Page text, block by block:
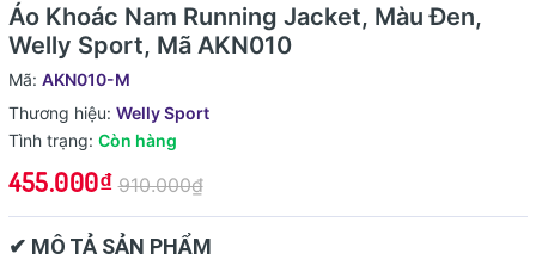
Áo Khoác Nam Running Jacket, Màu Đen,
Welly Sport, Mã AKN010
Mã: AKN010-M
Thương hiệu: Welly Sport
Tình trạng: Còn hàng
455.000₫ 910.000₫
✔ MÔ TẢ SẢN PHẨM